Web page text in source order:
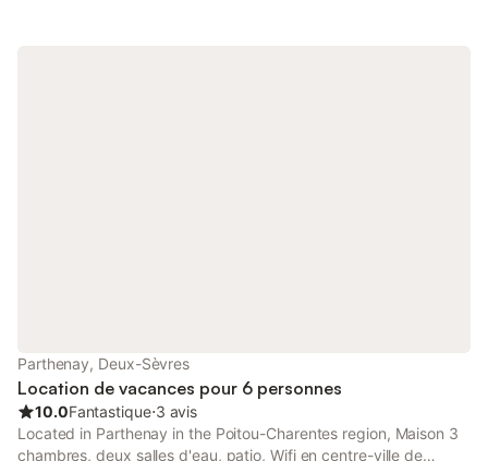
Parthenay, Deux-Sèvres
Location de vacances pour 6 personnes
10.0Fantastique⋅3 avis
Located in Parthenay in the Poitou-Charentes region, Maison 3
chambres, deux salles d'eau, patio, Wifi en centre-ville de